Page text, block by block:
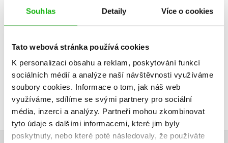
Souhlas Detaily Více o cookies
Tato webová stránka používá cookies
K personalizaci obsahu a reklam, poskytování funkcí
sociálních médií a analýze naší návštěvnosti využíváme
soubory cookies. Informace o tom, jak náš web
využíváme, sdílíme se svými partnery pro sociální
média, inzerci a analýzy. Partneři mohou zkombinovat
tyto údaje s dalšími informacemi, které jim byly
poskytnuty, nebo které poté následovaly, že používáte
Do košíku Do
319 Kč